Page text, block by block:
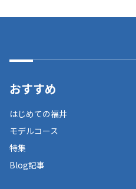
おすすめ
はじめての福井
モデルコース
特集
Blog記事